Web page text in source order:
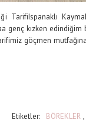
TarifiIspanaklı
genç kızken edindiğim
göçmen
Etiketler: BÖREKLER ,